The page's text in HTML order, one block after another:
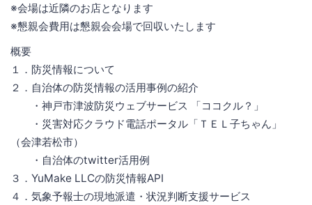
※会場は近隣のお店となります
※懇親会費用は懇親会会場で回収いたします
概要
１．防災情報について
２．自治体の防災情報の活用事例の紹介
・神戸市津波防災ウェブサービス 「ココクル？」
・災害対応クラウド電話ポータル「ＴＥＬ子ちゃん」
（会津若松市）
・自治体のtwitter活用例
３．YuMake LLCの防災情報API
４．気象予報士の現地派遣・状況判断支援サービス